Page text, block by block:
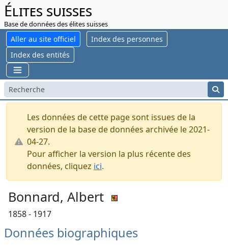
Élites suisses
Base de données des élites suisses
Aller au site officiel
Index des personnes
Index des entités
Les données de cette page sont issues de la
version de la base de données archivée le 2021-
04-27.
Pour afficher la version la plus récente des
données, cliquez ici.
Bonnard, Albert
1858 - 1917
Données biographiques